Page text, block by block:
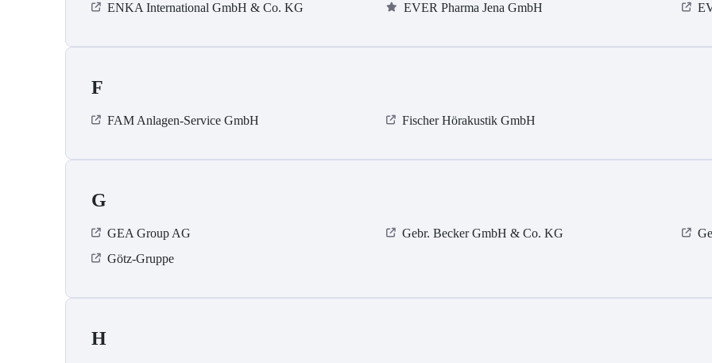
ENKA International GmbH & Co. KG
EVER Pharma Jena GmbH
F
FAM Anlagen-Service GmbH Fischer Hörakustik GmbH
G
GEA Group AG Gebr. Becker GmbH & Co. KG
Götz-Gruppe
H